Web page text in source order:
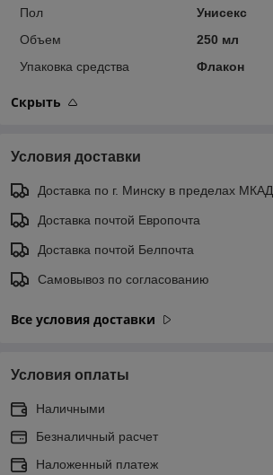
Пол
Унисекс
Объем
250 мл
Упаковка средства
Флакон
Скрыть
Условия доставки
Доставка по г. Минску в пределах МКАД
Доставка почтой Европочта
Доставка почтой Белпочта
Самовывоз по согласованию
Все условия доставки
Условия оплаты
Наличными
Безналичный расчет
Наложенный платеж